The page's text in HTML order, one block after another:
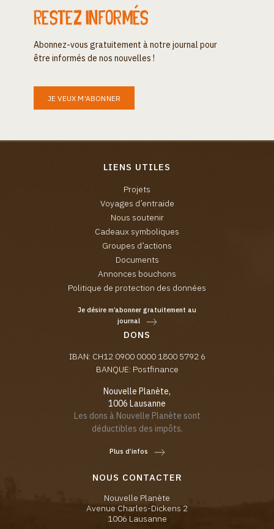
Restez informés
Abonnez-vous gratuitement à notre journal pour
être informés de nos nouvelles !
JE VEUX M'ABONNER
LIENS UTILES
Projets
Voyages d’entraide
Nous soutenir
Cadeaux symboliques
Groupes d’actions
Documents
Annonces bouchons
Politique de protection des données
Je désire m’abonner gratuitement au
journal
DONS
IBAN: CH12 0900 0000 1800 5792 6
BANQUE: Postfinance
Nouvelle Planète,
1006 Lausanne
Les dons à Nouvelle Planète sont
déductibles des impôts.
Plus d’infos
NOUS CONTACTER
Nouvelle Planète
Avenue Charles-Dickens 2
1006 Lausanne